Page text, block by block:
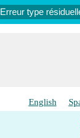
Erreur type
English